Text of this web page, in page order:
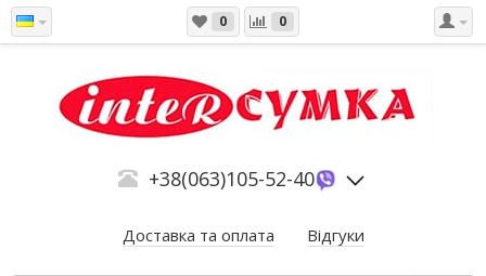
0 0
+38(063)105-52-40
Доставка та оплата Відгуки